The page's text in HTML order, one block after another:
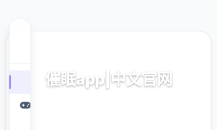
催眠app|中文官网